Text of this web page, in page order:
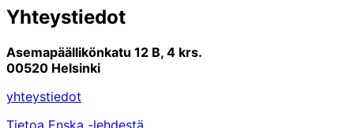
Yhteystiedot
Asemapäällikönkatu 12 B, 4 krs.
00520 Helsinki
yhteystiedot
Tietoa Enska -lehdestä